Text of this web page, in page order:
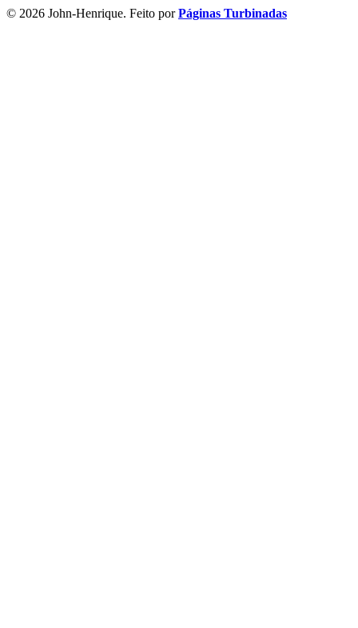
© 2026 John-Henrique. Feito porPáginas Turbinadas